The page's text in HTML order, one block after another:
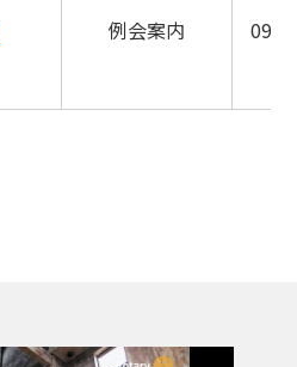
例会案内 09/